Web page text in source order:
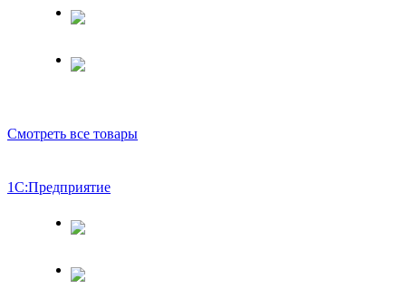
Смотреть все товары
1С:Предприятие